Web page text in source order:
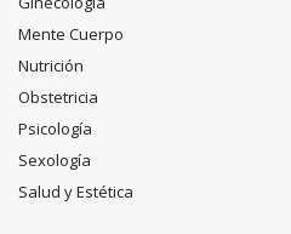
Mente Cuerpo
Nutrición
Obstetricia
Psicología
Sexología
Salud y Estética